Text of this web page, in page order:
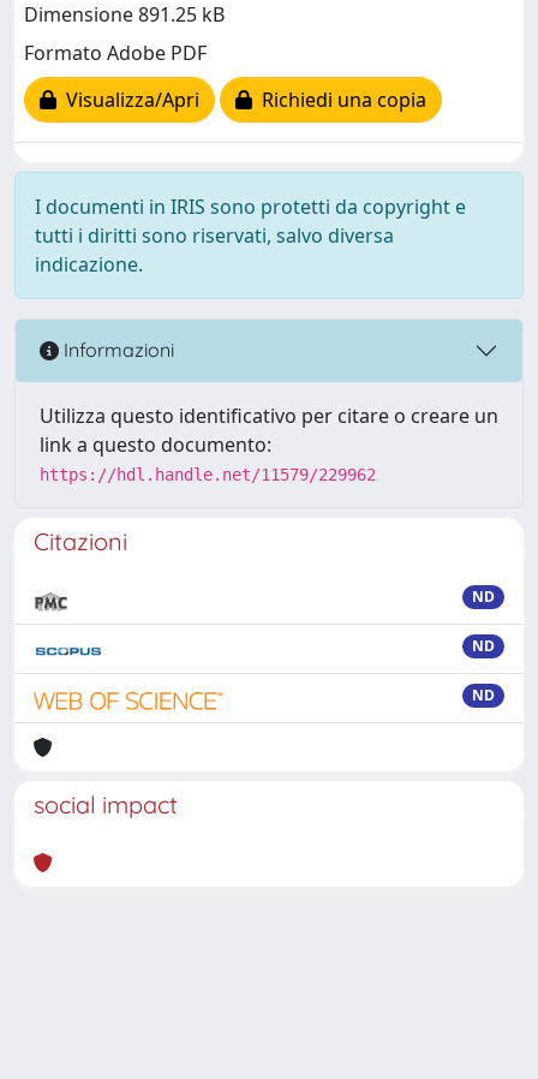
Dimensione 891.25 kB
Formato Adobe PDF
Visualizza/Apri
Richiedi una copia
I documenti in IRIS sono protetti da copyright e
tutti i diritti sono riservati, salvo diversa
indicazione.
Informazioni
Utilizza questo identificativo per citare o creare un
link a questo documento:
https://hdl.handle.net/11579/229962
Citazioni
ND
ND
ND
social impact